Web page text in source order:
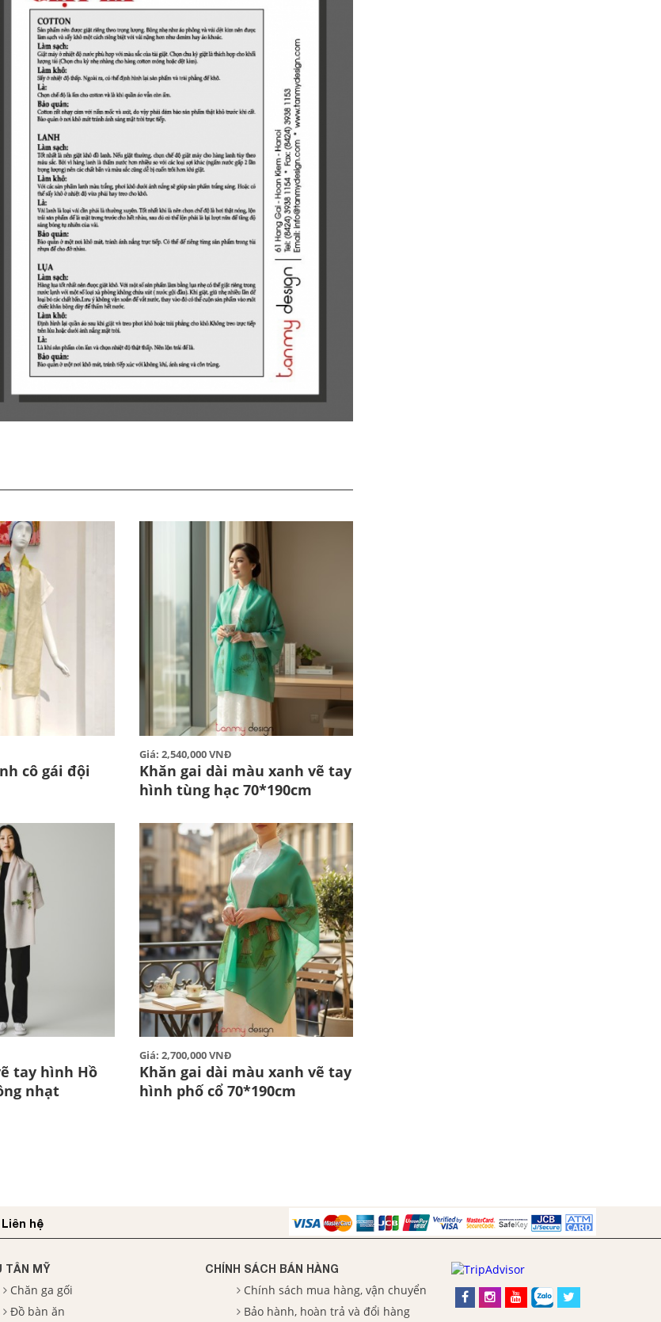
cô gái đội
Giá: 2,540,000 VNĐ
Khăn gai dài màu xanh vẽ tay
hình tùng hạc 70*190cm
tay hình Hồ
nhạt
Giá: 2,700,000 VNĐ
Khăn gai dài màu xanh vẽ tay
hình phố cổ 70*190cm
Liên hệ
TÂN MỸ
Chăn ga gối
Đồ bàn ăn
CHÍNH SÁCH BÁN HÀNG
Chính sách mua hàng, vận chuyển
Bảo hành, hoàn trả và đổi hàng